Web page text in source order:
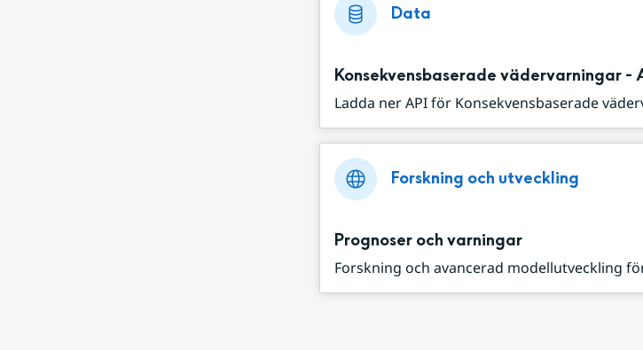
Data
Konsekvensbaserade vädervarningar -
Ladda ner API för Konsekvensbaserade
Forskning och utveckling
Prognoser och varningar
Forskning och avancerad modellutveckling